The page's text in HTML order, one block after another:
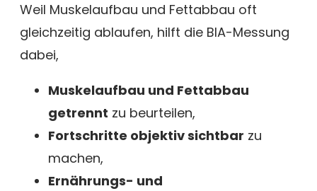
Weil Muskelaufbau und Fettabbau oft
gleichzeitig ablaufen, hilft die BIA-Messung
dabei,
Muskelaufbau und Fettabbau
getrennt zu beurteilen,
Fortschritte objektiv sichtbar zu
machen,
Ernährungs- und